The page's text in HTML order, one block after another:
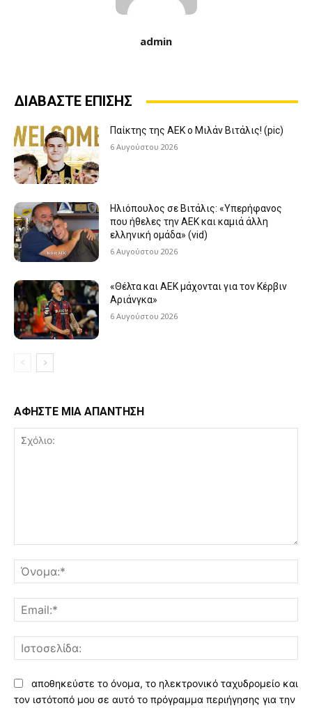
admin
ΔΙΑΒΑΣΤΕ ΕΠΙΣΗΣ
Παίκτης της ΑΕΚ ο Μιλάν Βιτάλις! (pic)
6 Αυγούστου 2026
Ηλιόπουλος σε Βιτάλις: «Υπερήφανος
που ήθελες την ΑΕΚ και καμιά άλλη
ελληνική ομάδα» (vid)
6 Αυγούστου 2026
«Θέλτα και ΑΕΚ μάχονται για τον Κέρβιν
Αριάνγκα»
6 Αυγούστου 2026
ΑΦΗΣΤΕ ΜΙΑ ΑΠΑΝΤΗΣΗ
αποθηκεύστε το όνομα, το ηλεκτρονικό ταχυδρομείο και
τον ιστότοπό μου σε αυτό το πρόγραμμα περιήγησης για την